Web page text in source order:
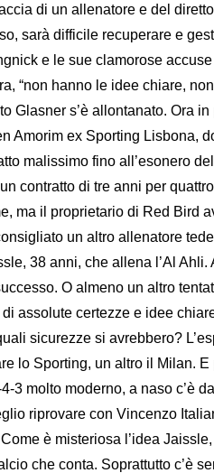
di un allenatore e del
sarà difficile recuperare e
e le sue clamorose
“non hanno le idee chiare,
Glasner s’è allontanato. Ora
Amorim ex Sporting Lisbona,
malissimo fino all’esonero
contratto di tre anni per
ma il proprietario di Red Bird
un altro allenatore
38 anni, che allena l’Al
O almeno un altro
assolute certezze e idee
sicurezze si avrebbero?
lo Sporting, un altro il Milan.
3 molto moderno, a naso c’è
riprovare con Vincenzo
è misteriosa l’idea
che conta. Soprattutto c’è